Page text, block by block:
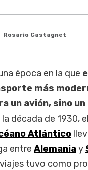
Rosario Castagnet
época en la que
más
un avión, sino
la década de 1930, el
Atlántico
entre Alemaniay
tuvo como